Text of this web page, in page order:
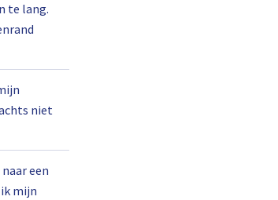
te lang.
niet
een
mijn